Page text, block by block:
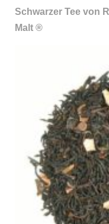
Schwarzer Tee von
Malt ®